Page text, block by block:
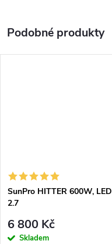
SunPro HITTER 600W, LED
2.7
6 800 Kč
Skladem